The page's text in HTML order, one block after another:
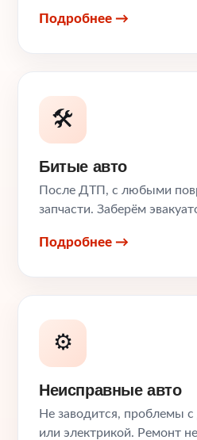
Подробнее →
🛠️
Битые авто
После ДТП, с любыми
запчасти. Заберём
Подробнее →
⚙️
Неисправные авто
Не заводится, проблемы
или электрикой. Ремонт